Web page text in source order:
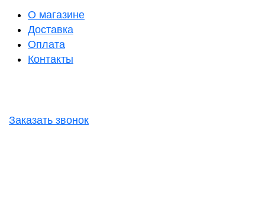
О магазине
Доставка
Оплата
Контакты
Заказать звонок